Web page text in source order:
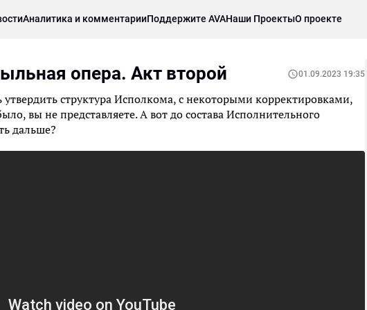
Аналитика и комментарииПоддержите AVAНаши ПроектыО проекте
опера. Акт второй 01.09.2023 19:35
утвердить структура Исполкома, с некоторыми корректировками,
вы не представляете. А вот до состава Исполнительного
дальше?